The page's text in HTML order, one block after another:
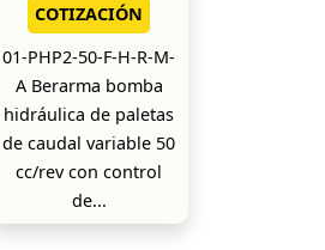
COTIZACIÓN
01-PHP2-50-F-H-R-M-
A Berarma bomba
hidráulica de paletas
de caudal variable 50
cc/rev con control
de...